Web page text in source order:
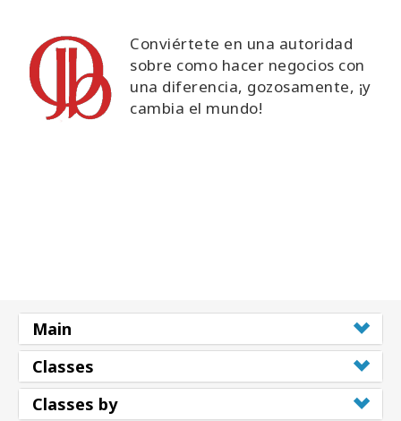
CONTACTO
Conviértete en una autoridad
sobre como hacer negocios con
una diferencia, gozosamente, ¡y
cambia el mundo!
Main
Classes
Classes by